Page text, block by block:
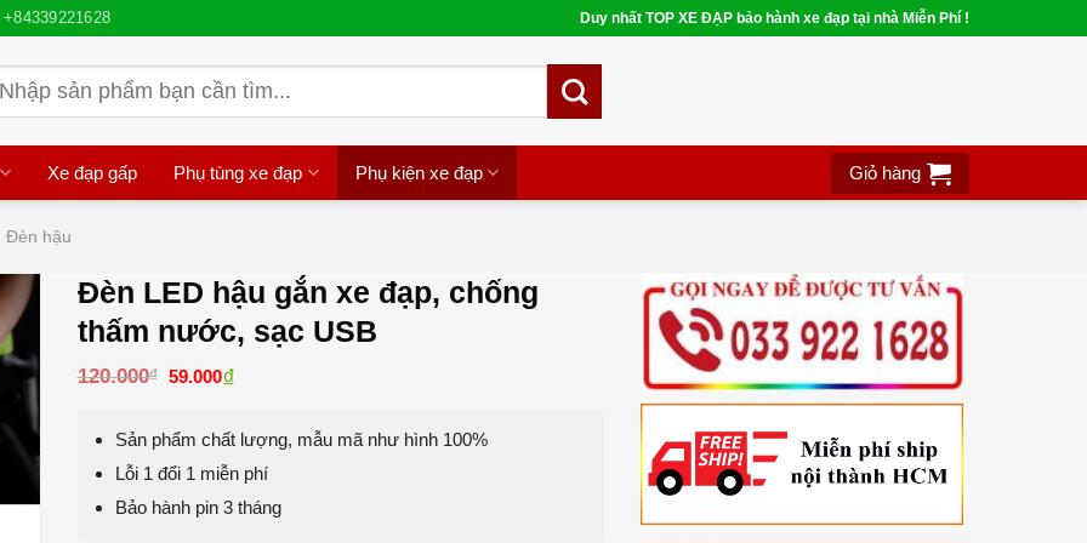
+84339221628 Duy nhất TOP XE ĐẠP bảo hành xe đạp tại nhà Miễn Phí !
Xe đạp gấp Phụ tùng xe đạp Phụ kiện xe đạp Giỏ hàng
Đèn hậu
Đèn LED hậu gắn xe đạp, chống
thấm nước, sạc USB
120.000₫ Giá
gốc
59.000₫Giá
hiện
59.000₫.
Sản phẩm chất lượng, mẫu mã như hình 100%
Lỗi 1 đổi 1 miễn phí
Bảo hành pin 3 tháng